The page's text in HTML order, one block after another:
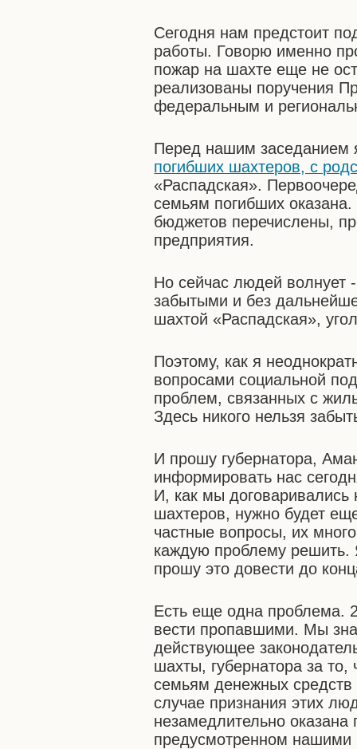
Сегодня нам предстоит
работы. Говорю именно
пожар на шахте еще не
реализованы поручения
федеральным и
Перед нашим заседанием
погибших шахтеров, с
«Распадская».
семьям погибших
бюджетов перечислены,
предприятия.
Но сейчас людей волнует
забытыми и без
шахтой «Распадская»,
Поэтому, как я
вопросами социальной
проблем, связанных с
Здесь никого нельзя
И прошу губернатора,
информировать нас
И, как мы договаривались
шахтеров, нужно будет
частные вопросы, их
каждую проблему решить.
прошу это довести до
Есть еще одна проблема.
вести пропавшими. Мы
действующее
шахты, губернатора за
семьям денежных
случае признания этих
незамедлительно
предусмотренном